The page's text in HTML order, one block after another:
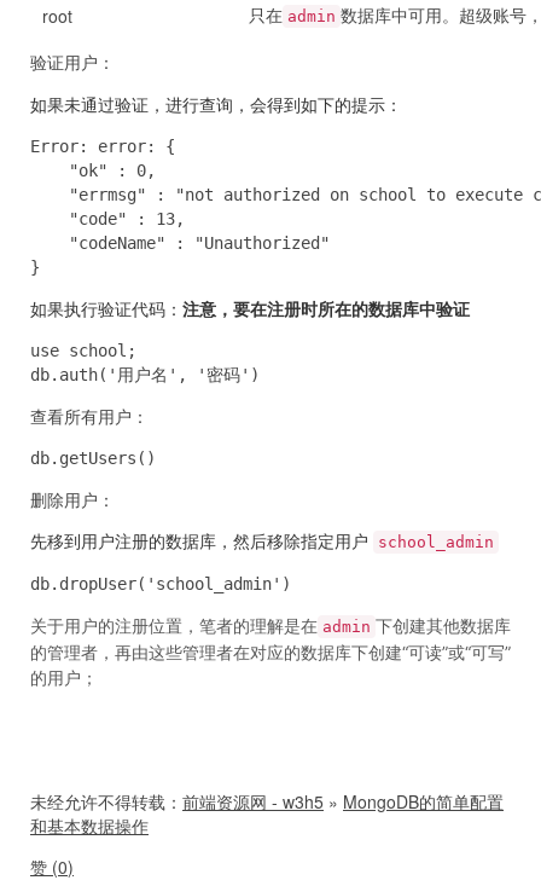
root
只在 admin 数据库中可用。超级账号
验证用户：
如果未通过验证，进行查询， 会得到如下的提示：
Error: error: {
"ok" : 0,
"errmsg" : "not authorized on school to execute
"code" : 13,
"codeName" : "Unauthorized"
}
如果执行验证代码： 注意，要在注册时所在的数据库中验证
use school;
db.auth('用户名', '密码')
查看所有用户：
db.getUsers()
删除用户：
先移到用户注册的数据库，然后移除指定用户 school_admin
db.dropUser('school_admin')
关于用户的注册位置，笔者的理解是在 admin 下创建其他数据库
的管理者，再由这些管理者在对应的数据库下创建“可读”或“可写”
的用户；
未经允许不得转载： 前端资源网 - w3h5 » MongoDB的简单配置
和基本数据操作
赞 (0)